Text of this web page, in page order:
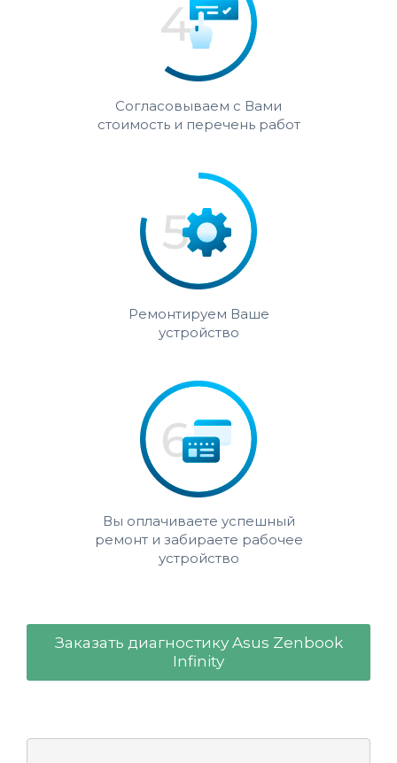
Согласовываем с Вами
стоимость и перечень работ
Ремонтируем Ваше
устройство
Вы оплачиваете успешный
ремонт и забираете рабочее
устройство
Заказать диагностику Asus Zenbook
Infinity